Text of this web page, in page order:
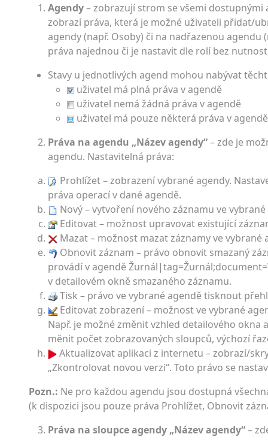
Agendy– zobrazují strom se všemi
zobrazí práva, která je možné uživateli přidat/
agendy (např. Osoby) či na nadřazenou
práva najednou či je nastavit dle rolí bez
Stavy u jednotlivých agend mohou nabývat
uživatel má plná práva v agendě
uživatel nemá žádná práva v agendě
uživatel má pouze některá práva v agendě
Práva na agendu „Název agendy“– zde je
agendu. Nastavitelná práva:
Prohlížet – zobrazení vybrané agendy.
práva operací v dané agendě.
Nový – vytvoření nového záznamu ve
Editovat – možnost upravovat existující
Mazat – možnost mazat záznamy ve vybrané
Obnovit záznam – právo obnovit smazaný
provádí v agendě
v detailovém okně smazaného záznamu.
Tisk – právo ve vybrané agendě tisknout
Editovat zobrazení – možnost ve vybrané
Např. je možné změnit vzhled detailového
měnit počet zobrazovaných sloupců, výchozí
Aktualizovat aplikaci z internetu – zobrazí/
„Zkontrolovat novou verzi“. Toto právo se
Pozn.: Ne pro každou agendu jsou dostupná
(k dispozici jsou pouze práva Prohlížet, Obnovit
Práva na sloupce agendy „Název agendy“–